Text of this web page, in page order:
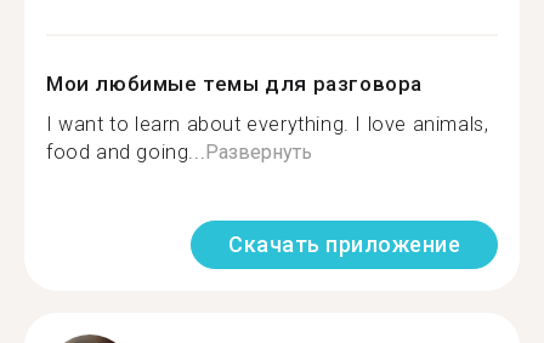
Мои любимые темы для разговора
I want to learn about everything. I love animals,
food and going...Развернуть
Скачать приложение